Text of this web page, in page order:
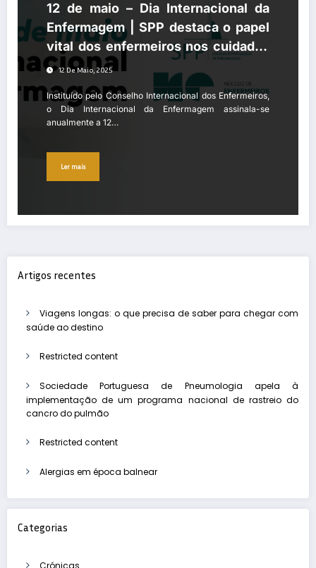
12 de maio – Dia Internacional da
Enfermagem | SPP destaca o papel
vital dos enfermeiros nos cuidados
respiratórios
12 De Maio, 2025
Instituído pelo Conselho Internacional dos Enfermeiros,
o Dia Internacional da Enfermagem assinala-se
anualmente a 12…
Ler mais
Artigos recentes
Viagens longas: o que precisa de saber para chegar com
saúde ao destino
Restricted content
Sociedade Portuguesa de Pneumologia apela à
implementação de um programa nacional de rastreio do
cancro do pulmão
Restricted content
Alergias em época balnear
Categorias
Crónicas